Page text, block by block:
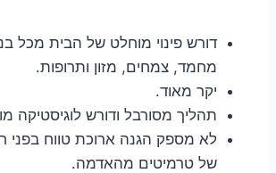
דורש פינוי מוחלט של הבית מכל
מחמד, צמחים, מזון ותרופות.
יקר מאוד.
תהליך מסורבל ודורש לוגיסטיקה
לא מספק הגנה ארוכת טווח בפני
של טרמיטים מהאדמה.